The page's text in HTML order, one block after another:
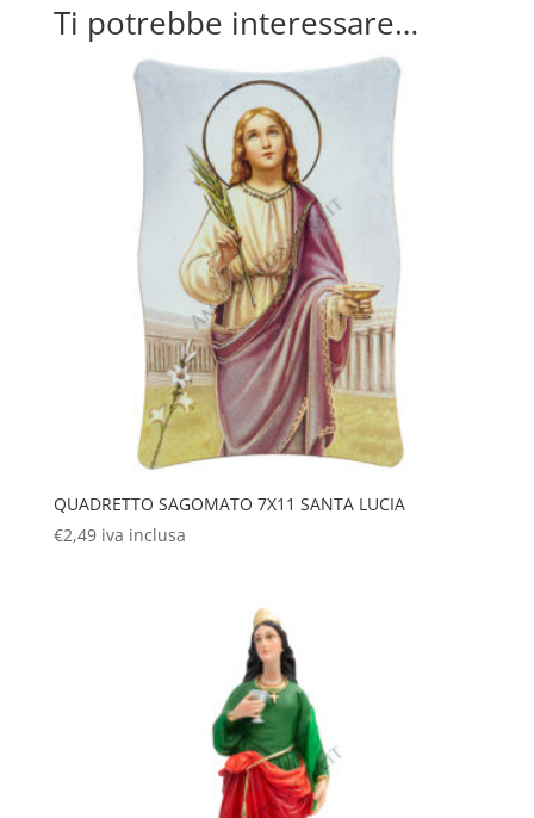
Ti potrebbe interessare…
QUADRETTO SAGOMATO 7X11 SANTA LUCIA
€2,49 iva inclusa